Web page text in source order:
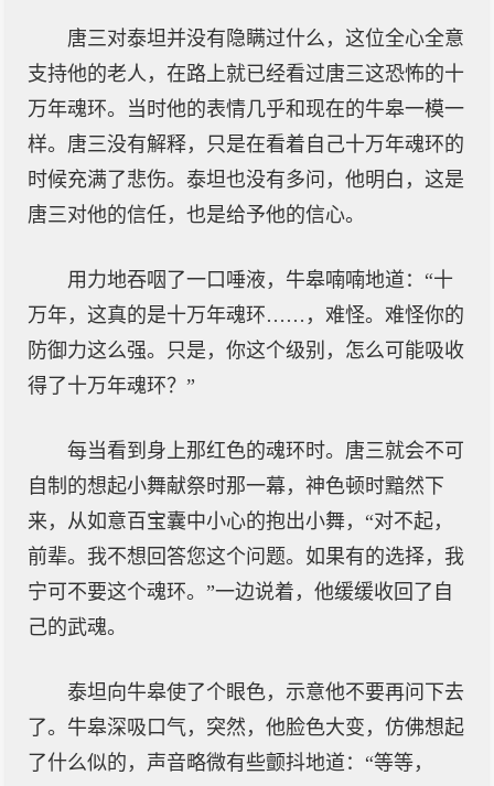
唐三对泰坦并没有隐瞒过什么，这位全心全意
支持他的老人，在路上就已经看过唐三这恐怖的十
万年魂环。当时他的表情几乎和现在的牛皋一模一
样。唐三没有解释，只是在看着自己十万年魂环的
时候充满了悲伤。泰坦也没有多问，他明白，这是
唐三对他的信任，也是给予他的信心。
用力地吞咽了一口唾液，牛皋喃喃地道：“十
万年，这真的是十万年魂环……，难怪。难怪你的
防御力这么强。只是，你这个级别，怎么可能吸收
得了十万年魂环？”
每当看到身上那红色的魂环时。唐三就会不可
自制的想起小舞献祭时那一幕，神色顿时黯然下
来，从如意百宝囊中小心的抱出小舞，“对不起，
前辈。我不想回答您这个问题。如果有的选择，我
宁可不要这个魂环。”一边说着，他缓缓收回了自
己的武魂。
泰坦向牛皋使了个眼色，示意他不要再问下去
了。牛皋深吸口气，突然，他脸色大变，仿佛想起
了什么似的，声音略微有些颤抖地道：“等等，